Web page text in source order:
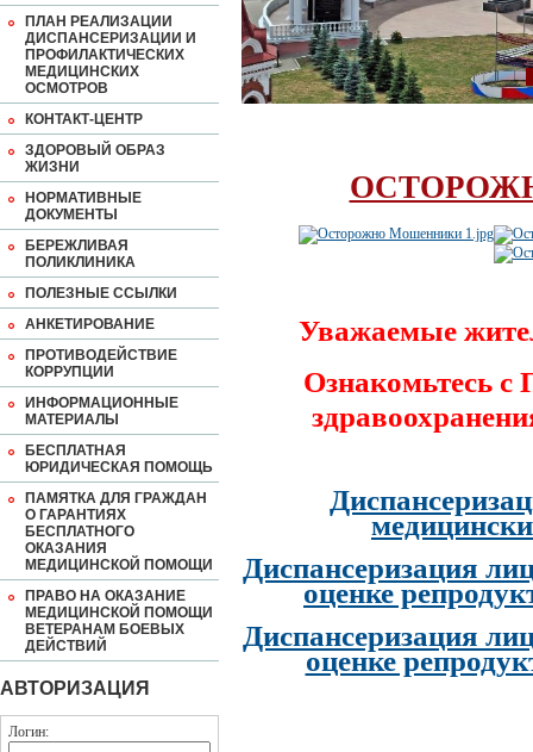
ПЛАН РЕАЛИЗАЦИИ
ДИСПАНСЕРИЗАЦИИ И
ПРОФИЛАКТИЧЕСКИХ
МЕДИЦИНСКИХ
ОСМОТРОВ
КОНТАКТ-ЦЕНТР
ЗДОРОВЫЙ ОБРАЗ
ЖИЗНИ
НОРМАТИВНЫЕ
ДОКУМЕНТЫ
БЕРЕЖЛИВАЯ
ПОЛИКЛИНИКА
ПОЛЕЗНЫЕ ССЫЛКИ
АНКЕТИРОВАНИЕ
ПРОТИВОДЕЙСТВИЕ
КОРРУПЦИИ
ИНФОРМАЦИОННЫЕ
МАТЕРИАЛЫ
БЕСПЛАТНАЯ
ЮРИДИЧЕСКАЯ ПОМОЩЬ
ПАМЯТКА ДЛЯ ГРАЖДАН
О ГАРАНТИЯХ
БЕСПЛАТНОГО
ОКАЗАНИЯ
МЕДИЦИНСКОЙ ПОМОЩИ
ПРАВО НА ОКАЗАНИЕ
МЕДИЦИНСКОЙ ПОМОЩИ
ВЕТЕРАНАМ БОЕВЫХ
ДЕЙСТВИЙ
АВТОРИЗАЦИЯ
Логин:
Уважаемые
Ознакомьтесь
Диспансеризация
оценке
Диспансеризация
оценке